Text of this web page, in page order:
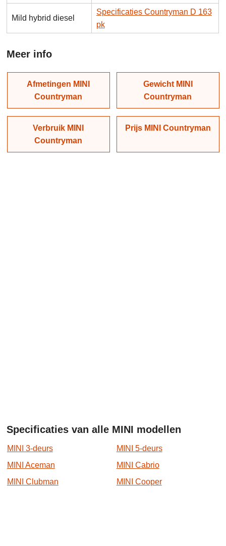
Mild hybrid diesel
Specificaties Countryman D 163
pk
Meer info
Afmetingen MINI
Countryman
Gewicht MINI
Countryman
Verbruik MINI
Countryman
Prijs MINI Countryman
Specificaties van alle MINI modellen
MINI 3-deurs
MINI 5-deurs
MINI Aceman
MINI Cabrio
MINI Clubman
MINI Cooper